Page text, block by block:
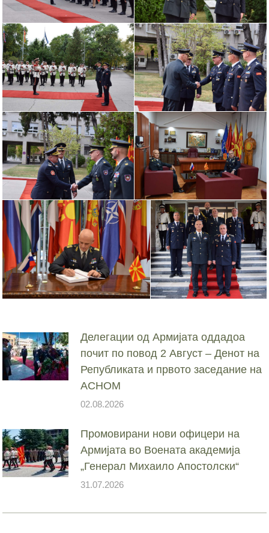
Делегации од Армијата оддадоа
почит по повод 2 Август – Денот на
Републиката и првото заседание на
АСНОМ
02.08.2026
Промовирани нови офицери на
Армијата во Воената академија
„Генерал Михаило Апостолски“
31.07.2026